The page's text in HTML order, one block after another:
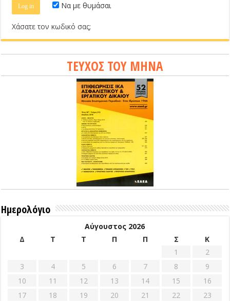
Να με θυμάσαι
Χάσατε τον κωδικό σας;
ΤΕΥΧΟΣ ΤΟΥ ΜΗΝΑ
Ημερολόγιο
Αύγουστος 2026
Δ
Τ Τ Π Π Σ
Κ
1
2
3
4 5 6 7 8
9
10
11 12 13 14 15
16
17
18 19 20 21 22
23